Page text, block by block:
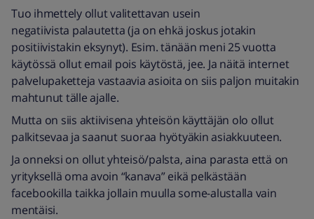
Tuo ihmettely ollut valitettavan usein
negatiivista palautetta (ja on ehkä joskus jotakin
positiivistakin eksynyt). Esim. tänään meni 25 vuotta
käytössä ollut email pois käytöstä, jee. Ja näitä internet
palvelupaketteja vastaavia asioita on siis paljon muitakin
mahtunut tälle ajalle.
Mutta on siis aktiivisena yhteisön käyttäjän olo ollut
palkitsevaa ja saanut suoraa hyötyäkin asiakkuuteen.
Ja onneksi on ollut yhteisö/palsta, aina parasta että on
yrityksellä oma avoin “kanava” eikä pelkästään
facebookilla taikka jollain muulla some-alustalla vain
mentäisi.